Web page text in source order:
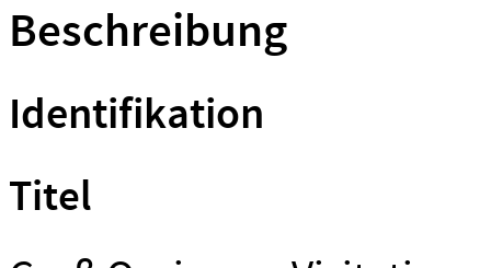
Beschreibung
Identifikation
Titel